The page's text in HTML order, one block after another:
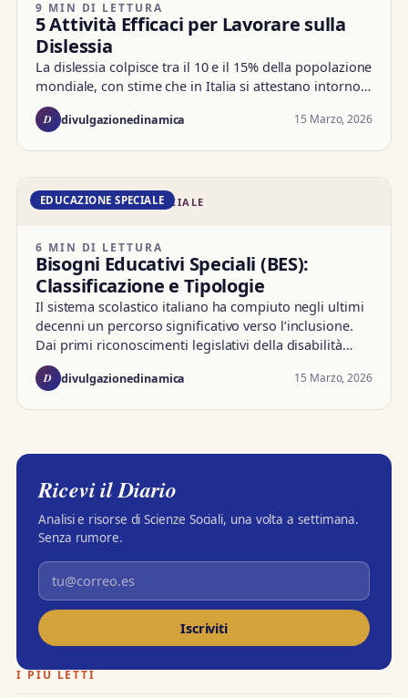
9 MIN DI LETTURA
5 Attività Efficaci per Lavorare sulla
Dislessia
La dislessia colpisce tra il 10 e il 15% della popolazione
mondiale, con stime che in Italia si attestano intorno…
D divulgazionedinamica 15 Marzo, 2026
DD · EDUCAZIONE SPECIALE
EDUCAZIONE SPECIALE
6 MIN DI LETTURA
Bisogni Educativi Speciali (BES):
Classificazione e Tipologie
Il sistema scolastico italiano ha compiuto negli ultimi
decenni un percorso significativo verso l’inclusione.
Dai primi riconoscimenti legislativi della disabilità…
D divulgazionedinamica 15 Marzo, 2026
Ricevi il Diario
Analisi e risorse di Scienze Sociali, una volta a settimana.
Senza rumore.
Iscriviti
I PIÙ LETTI